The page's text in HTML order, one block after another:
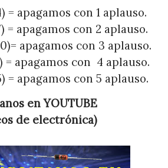
= apagamos con 1 aplauso.
= apagamos con 2 aplauso.
apagamos con 3 aplauso.
= apagamos con 4 aplauso.
= apagamos con 5 aplauso.
de electrónica)